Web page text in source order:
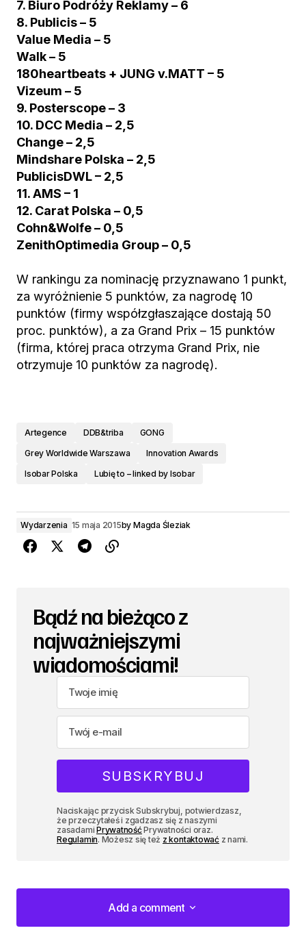
7. Biuro Podróży Reklamy – 6
8. Publicis – 5
Value Media – 5
Walk – 5
180heartbeats + JUNG v.MATT – 5
Vizeum – 5
9. Posterscope – 3
10. DCC Media – 2,5
Change – 2,5
Mindshare Polska – 2,5
PublicisDWL – 2,5
11. AMS – 1
12. Carat Polska – 0,5
Cohn&Wolfe – 0,5
ZenithOptimedia Group – 0,5
W rankingu za nominację przyznawano 1 punkt,
za wyróżnienie 5 punktów, za nagrodę 10
punktów (firmy współzgłaszające dostają 50
proc. punktów), a za Grand Prix – 15 punktów
(firma, której praca otrzyma Grand Prix, nie
otrzymuje 10 punktów za nagrodę).
Artegence DDB&triba
GONG
Grey Worldwide Warszawa
Innovation Awards
Isobar Polska
Lubię to – linked by Isobar
Wydarzenia 15 maja 2015by Magda Śleziak
Bądź na bieżąco z
najważniejszymi
wiadomościami!
Naciskając przycisk Subskrybuj, potwierdzasz,
że przeczytałeś i zgadzasz się z naszymi
zasadamiPrywatnośćPrywatności oraz.
Regulamin. Możesz się też z kontaktowaćz nami.
Add a comment
Add a comment